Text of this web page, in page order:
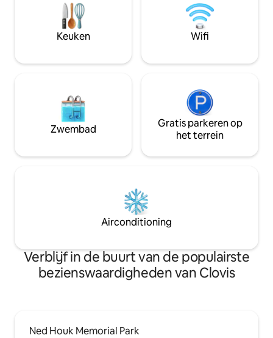
bedden. Er wordt een toeslag in
rekening gebracht om het haar van
huisdieren van beddengoed schoon te
niet toegestaan. **Stuur me een bericht
voor tussentijdse tarieven**
zeer ruim en
om te loungen! Op enkele minuten
afstand van
winkels!
Keuken Wifi
Zwembad
Gratis parkeren op
het terrein
Airconditioning
Verblijf in de buurt van de populairste
bezienswaardigheden van Clovis
Ned Houk Memorial Park